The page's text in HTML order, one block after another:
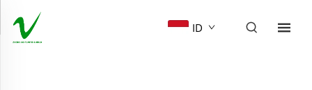
ID